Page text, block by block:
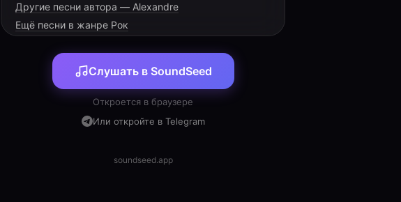
[PRE-CHORUS]
The shadows call your name,
You have no soul to claim,
Другие песни автора — Alexandre
Ещё песни в жанре Рок
Слушать в SoundSeed
Откроется в браузере
Или откройте в Telegram
soundseed.app